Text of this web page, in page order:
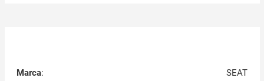
Marca:
SEAT